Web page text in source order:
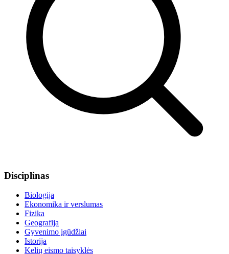
Disciplinas
Biologija
Ekonomika ir verslumas
Fizika
Geografija
Gyvenimo įgūdžiai
Istorija
Kelių eismo taisyklės